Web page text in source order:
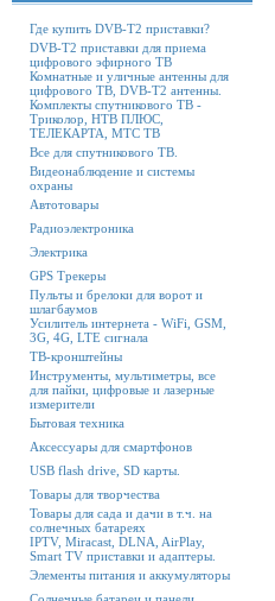
Где купить DVB-T2 приставки?
DVB-T2 приставки для приема
цифрового эфирного ТВ
Комнатные и уличные антенны для
цифрового ТВ, DVB-T2 антенны.
Комплекты спутникового ТВ -
Триколор, НТВ ПЛЮС,
ТЕЛЕКАРТА, МТС ТВ
Все для спутникового ТВ.
Видеонаблюдение и системы
охраны
Автотовары
Радиоэлектроника
Электрика
GPS Трекеры
Пульты и брелоки для ворот и
шлагбаумов
Усилитель интернета - WiFi, GSM,
3G, 4G, LTE сигнала
ТВ-кронштейны
Инструменты, мультиметры, все
для пайки, цифровые и лазерные
измерители
Бытовая техника
Аксессуары для смартфонов
USB flash drive, SD карты.
Товары для творчества
Товары для сада и дачи в т.ч. на
солнечных батареях
IPTV, Miracast, DLNA, AirPlay,
Smart TV приставки и адаптеры.
Элементы питания и аккумуляторы